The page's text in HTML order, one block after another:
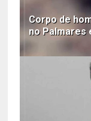
Corpo de
no Palmares